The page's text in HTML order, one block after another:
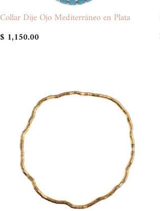
Collar Dije Ojo Mediterráneo en Plata
$ 1,150.00